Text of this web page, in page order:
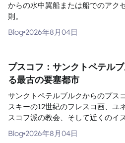
からの水中翼船または船でのアク
則。
Blog 2026年8月04日
プスコフ：サンクトペテル
る最古の要塞都市
サンクトペテルブルクからのプス
スキーの12世紀のフレスコ画、ユ
スコフ派の教会、そして近くのイ
Blog 2026年8月04日